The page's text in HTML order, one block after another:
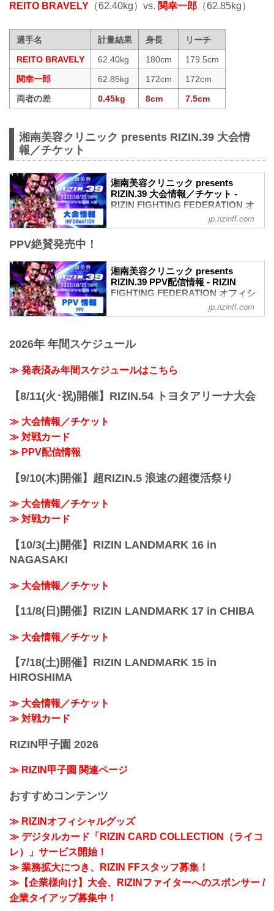
REITO BRAVELY （62.40kg）vs. 関幸一郎 （62.85kg）
選手名 計量結果 身長
リーチ
REITO BRAVELY
62.40kg 180cm
179.5cm
関幸一郎
62.85kg 172cm
172cm
両者の差
0.45kg 8cm 7.5cm
湘南美容クリニック presents RIZIN.39 大会情
報／チケット
湘南美容クリニック presents
RIZIN.39 大会情報／チケット -
RIZIN FIGHTING FEDERATION オ
youtu.be
大会概要
名称
湘南美容クリニック presents RIZIN.39
終了予定時間
※試合内容、イベント進行によって終了
ご了承ください。
jp.rizinff.com
PPV絶賛発売中！
湘南美容クリニック presents
RIZIN.39 PPV配信情報 - RIZIN
FIGHTING FEDERATION オフィシ
RIZIN.39の各配信サービスのPPV配信チ
会場に来れない方はお好きな配信サービ
スで、湘南美容クリニック presents
RIZIN.38を全試合リアルタイムで視聴し
よう！
14:00〜 前売り¥5,000(税込)
当日¥5,500(税込) RIZIN S...
jp.rizinff.com
2026年 年間スケジュール
≫ 発表済み年間スケジュールはこちら
【8/11(火･祝)開催】RIZIN.54 トヨタアリーナ大会
≫ 大会情報／チケット
≫ 対戦カード
≫ PPV配信情報
【9/10(木)開催】超RIZIN.5 浪速の超復活祭り
≫ 大会情報／チケット
≫ 対戦カード
【10/3(土)開催】RIZIN LANDMARK 16 in
NAGASAKI
≫ 大会情報／チケット
【11/8(日)開催】RIZIN LANDMARK 17 in CHIBA
≫ 大会情報／チケット
【7/18(土)開催】RIZIN LANDMARK 15 in
HIROSHIMA
≫ 大会情報／チケット
≫ 対戦カード
RIZIN甲子園 2026
≫ RIZIN甲子園 関連ページ
おすすめコンテンツ
≫ RIZINオフィシャルグッズ
≫ デジタルカード「RIZIN CARD COLLECTION（ライコ
レ）」サービス開始！
≫ 業務拡大につき、RIZIN FFスタッフ募集！
≫【企業様向け】大会、RIZINファイターへのスポンサー /
企業タイアップ募集中！